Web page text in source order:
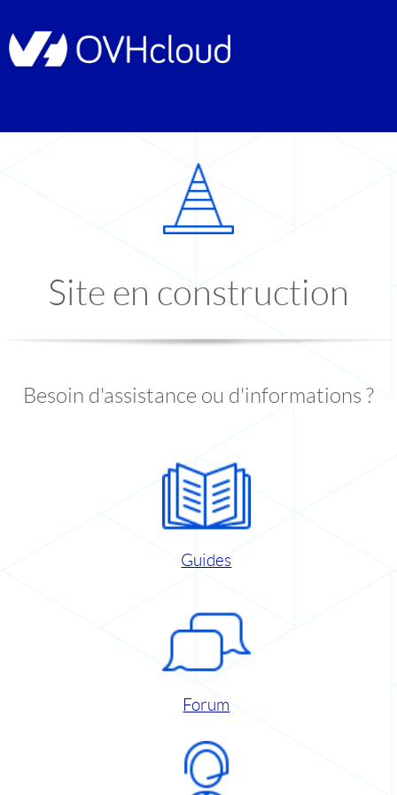
Site en construction
Besoin d'assistance ou d'informations ?
Guides
Forum